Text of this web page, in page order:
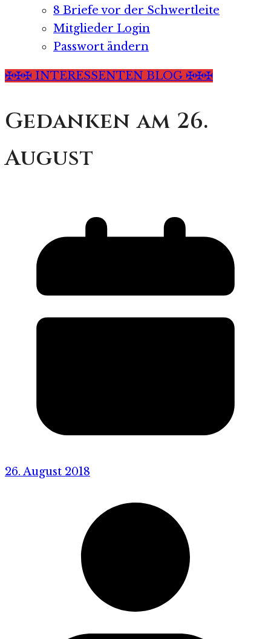
8 Briefe vor der Schwertleite
Mitglieder Login
Passwort ändern
✠✠✠ INTERESSENTEN BLOG ✠✠✠
Gedanken am 26.
August
26. August 2018